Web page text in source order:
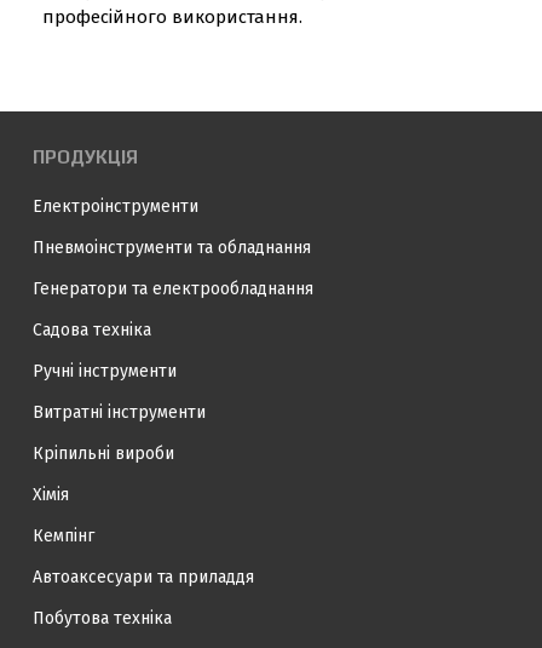
професійного використання.
ПРОДУКЦІЯ
Електроінструменти
Пневмоінструменти та обладнання
Генератори та електрообладнання
Садова техніка
Ручні інструменти
Витратні інструменти
Кріпильні вироби
Хімія
Кемпінг
Автоаксесуари та приладдя
Побутова техніка